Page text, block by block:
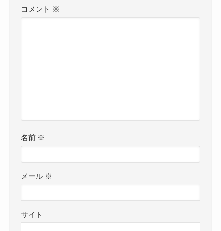
コメント ※
名前 ※
メール ※
サイト